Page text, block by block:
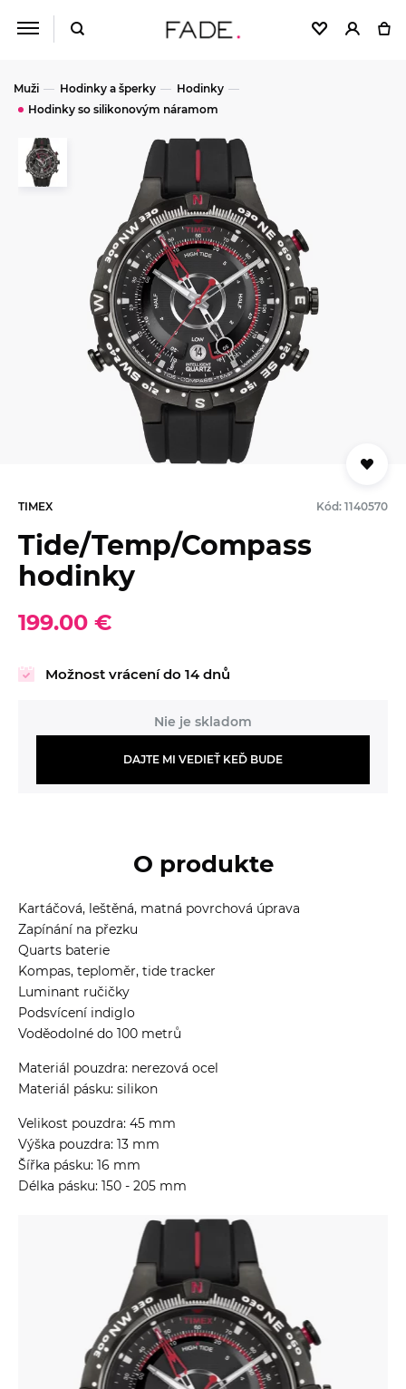
Muži Hodinky a šperky
Hodinky
Hodinky so silikonovým náramom
TIMEX Kód: 1140570
Tide/Temp/Compass
hodinky
199.00 €
Možnost vrácení do 14 dnů
Nie je skladom
DAJTE MI VEDIEŤ KEĎ BUDE
O produkte
Kartáčová, leštěná, matná povrchová úprava
Zapínání na přezku
Quarts baterie
Kompas, teploměr, tide tracker
Luminant ručičky
Podsvícení indiglo
Voděodolné do 100 metrů
Materiál pouzdra: nerezová ocel
Materiál pásku: silikon
Velikost pouzdra: 45 mm
Výška pouzdra: 13 mm
Šířka pásku: 16 mm
Délka pásku: 150 - 205 mm